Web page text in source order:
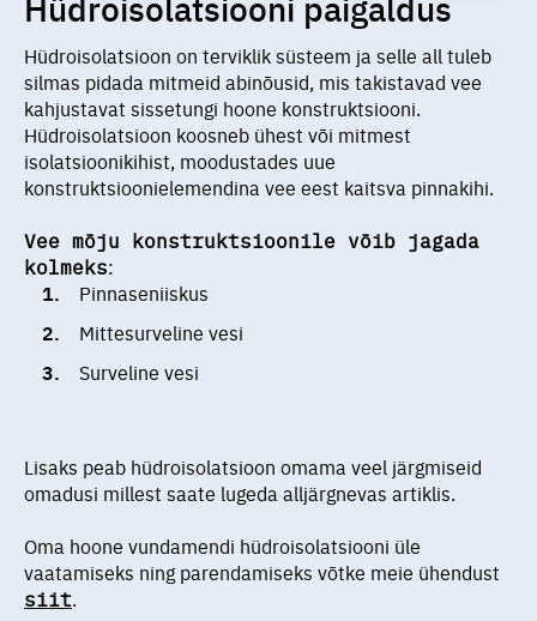
Hüdroisolatsioon on terviklik süsteem ja selle all tuleb
silmas pidada mitmeid abinõusid, mis takistavad vee
kahjustavat sissetungi hoone konstruktsiooni.
Hüdroisolatsioon koosneb ühest või mitmest
isolatsioonikihist, moodustades uue
konstruktsioonielemendina vee eest kaitsva pinnakihi.
Vee mõju konstruktsioonile võib jagada
kolmeks:
Pinnaseniiskus
Mittesurveline vesi
Surveline vesi
Lisaks peab hüdroisolatsioon omama veel järgmiseid
omadusi millest saate lugeda alljärgnevas artiklis.
Oma hoone vundamendi hüdroisolatsiooni üle
vaatamiseks ning parendamiseks võtke meie ühendust
siit.